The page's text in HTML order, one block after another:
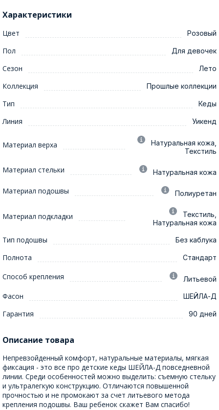
Характеристики
Цвет Розовый
Пол Для девочек
Сезон Лето
Коллекция Прошлые коллекции
Тип Кеды
Линия Уикенд
Материал верха
Натуральная кожа,
Текстиль
Материал стельки Натуральная кожа
Материал подошвы Полиуретан
Материал подкладки
Текстиль,
Натуральная кожа
Тип подошвы Без каблука
Полнота Стандарт
Способ крепления Литьевой
Фасон ШЕЙЛА-Д
Гарантия 90 дней
Описание товара
Непревзойденный комфорт, натуральные материалы, мягкая
фиксация - это все про детские кеды ШЕЙЛА-Д повседневной
линии. Среди особенностей можно выделить: съемную стельку
и ультралегкую конструкцию. Отличаются повышенной
прочностью и не промокают за счет литьевого метода
крепления подошвы. Ваш ребенок скажет Вам спасибо!